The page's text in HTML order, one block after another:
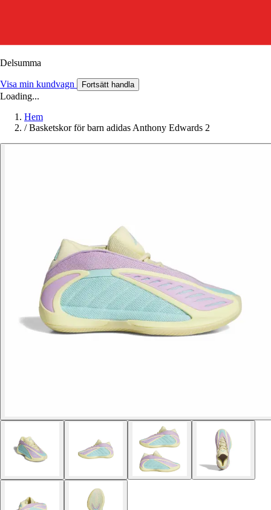
Delsumma
Visa min kundvagn Fortsätt handla
Loading...
Hem
/ Basketskor för barn adidas Anthony Edwards 2